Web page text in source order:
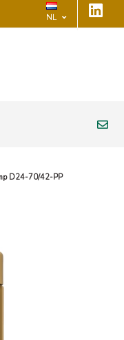
NL
D24-70/42-PP